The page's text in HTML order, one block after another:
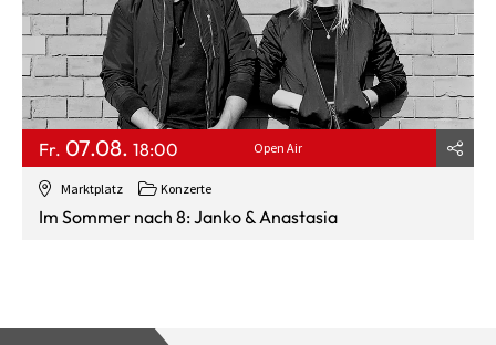
Marktplatz Konzerte
Fr. 07.08. 18:00 Open Air
Im Sommer nach 8: Janko & Anastasia